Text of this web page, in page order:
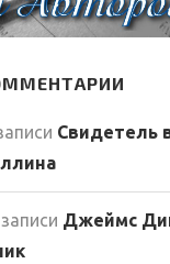
Свидетель
Джеймс